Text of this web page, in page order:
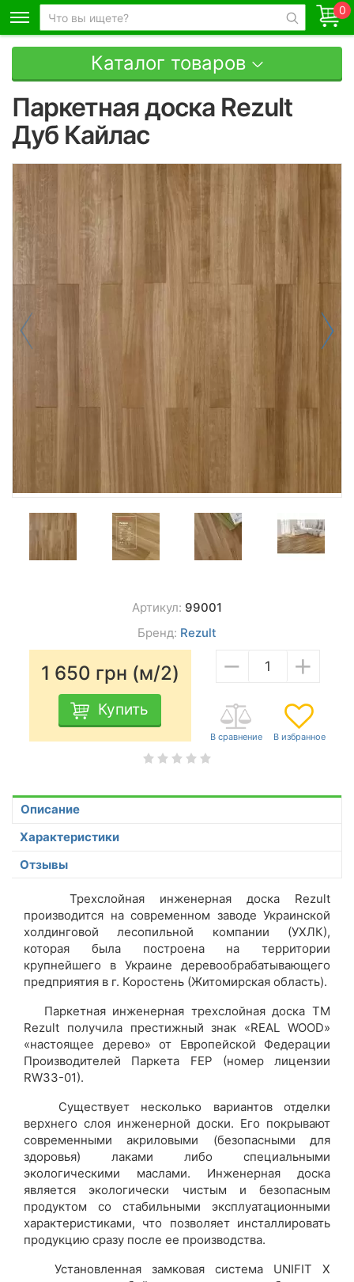
0
Каталог товаров
Паркетная доска Rezult
Дуб Кайлас
Артикул: 99001
Бренд: Rezult
1 650 грн (м/2)
Купить
− +
Описание
Характеристики
Отзывы
Трехслойная инженерная доска Rezult
производится на современном заводе Украинской
холдинговой лесопильной компании (УХЛК),
которая была построена на территории
крупнейшего в Украине деревообрабатывающего
предприятия в г. Коростень (Житомирская область).
Паркетная инженерная трехслойная доска ТМ
Rezult получила престижный знак «REAL WOOD»
«настоящее дерево» от Европейской Федерации
Производителей Паркета FEP (номер лицензии
RW33-01).
Существует несколько вариантов отделки
верхнего слоя инженерной доски. Его покрывают
современными акриловыми (безопасными для
здоровья) лаками либо специальными
экологическими маслами. Инженерная доска
является экологически чистым и безопасным
продуктом со стабильными эксплуатационными
характеристиками, что позволяет инсталлировать
продукцию сразу после ее производства.
Установленная замковая система UNIFIT X